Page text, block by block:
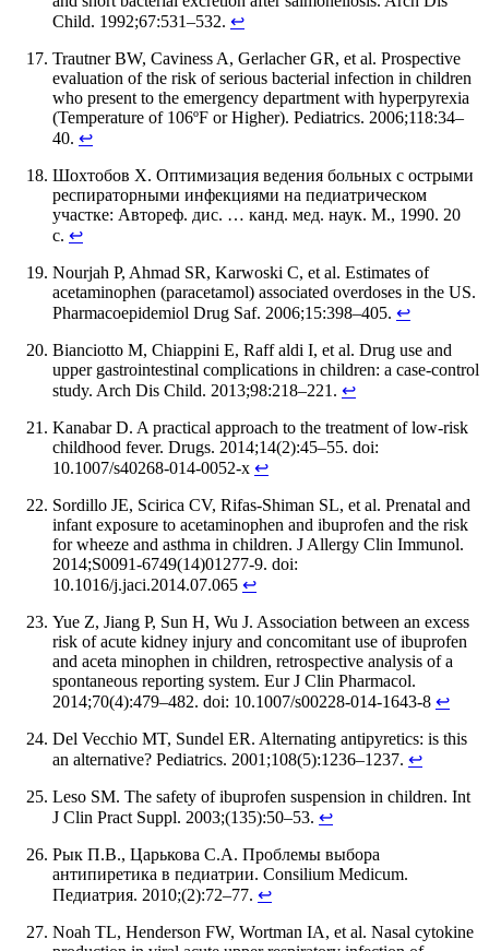
Child. 1992;67:531–532. ↩
Trautner BW, Caviness A, Gerlacher GR, et al. Prospective
evaluation of the risk of serious bacterial infection in children
who present to the emergency department with hyperpyrexia
(Temperature of 106ºF or Higher). Pediatrics. 2006;118:34–
40. ↩
Шохтобов Х. Оптимизация ведения больных с острыми
респираторными инфекциями на педиатрическом
участке: Автореф. дис. … канд. мед. наук. М., 1990. 20
с. ↩
Nourjah P, Ahmad SR, Karwoski C, et al. Estimates of
acetaminophen (paracetamol) associated overdoses in the US.
Pharmacoepidemiol Drug Saf. 2006;15:398–405. ↩
Bianciotto M, Chiappini E, Raff aldi I, et al. Drug use and
upper gastrointestinal complications in children: a case-control
study. Arch Dis Child. 2013;98:218–221. ↩
Kanabar D. A practical approach to the treatment of low-risk
childhood fever. Drugs. 2014;14(2):45–55. doi:
10.1007/s40268-014-0052-x ↩
Sordillo JE, Scirica CV, Rifas-Shiman SL, et al. Prenatal and
infant exposure to acetaminophen and ibuprofen and the risk
for wheeze and asthma in children. J Allergy Clin Immunol.
2014;S0091-6749(14)01277-9. doi:
10.1016/j.jaci.2014.07.065 ↩
Yue Z, Jiang P, Sun H, Wu J. Association between an excess
risk of acute kidney injury and concomitant use of ibuprofen
and aceta minophen in children, retrospective analysis of a
spontaneous reporting system. Eur J Clin Pharmacol.
2014;70(4):479–482. doi: 10.1007/s00228-014-1643-8 ↩
Del Vecchio MT, Sundel ER. Alternating antipyretics: is this
an alternative? Pediatrics. 2001;108(5):1236–1237. ↩
Leso SM. The safety of ibuprofen suspension in children. Int
J Clin Pract Suppl. 2003;(135):50–53. ↩
Рык П.В., Царькова С.А. Проблемы выбора
антипиретика в педиатрии. Consilium Medicum.
Педиатрия. 2010;(2):72–77. ↩
Noah TL, Henderson FW, Wortman IA, et al. Nasal cytokine